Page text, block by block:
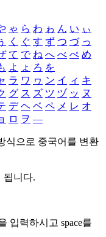
ゃ ら わ ゎ ん い ぃ
く ぐ す ず つ づ っ
て で ね へ べ ぺ め
よ ょ ろ を
ラ ワ ヮ ン イ ィ キ
グ ス ズ ツ ヅ ッ ヌ
デ ヘ ベ ペ メ レ オ
ロ ヲ ―
식으로 중국어를 변환
됩니다.
입력하시고 space를